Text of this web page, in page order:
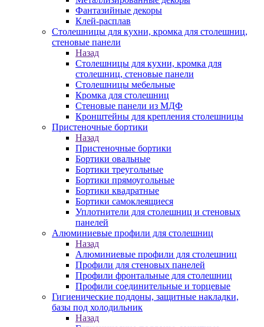
Фантазийные декоры
Клей-расплав
Столешницы для кухни, кромка для столешниц,
стеновые панели
Назад
Столешницы для кухни, кромка для
столешниц, стеновые панели
Столешницы мебельные
Кромка для столешниц
Стеновые панели из МДФ
Кронштейны для крепления столешницы
Пристеночные бортики
Назад
Пристеночные бортики
Бортики овальные
Бортики треугольные
Бортики прямоугольные
Бортики квадратные
Бортики самоклеящиеся
Уплотнители для столешниц и стеновых
панелей
Алюминиевые профили для столешниц
Назад
Алюминиевые профили для столешниц
Профили для стеновых панелей
Профили фронтальные для столешниц
Профили соединительные и торцевые
Гигиенические поддоны, защитные накладки,
базы под холодильник
Назад